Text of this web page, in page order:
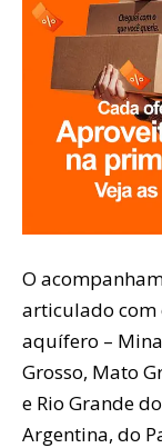
O
articulado com
aquífero –
Grosso, Mato
e Rio Grande
Argentina, do